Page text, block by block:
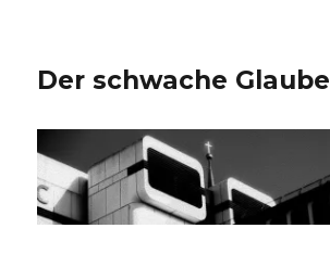
Der schwache Glaube